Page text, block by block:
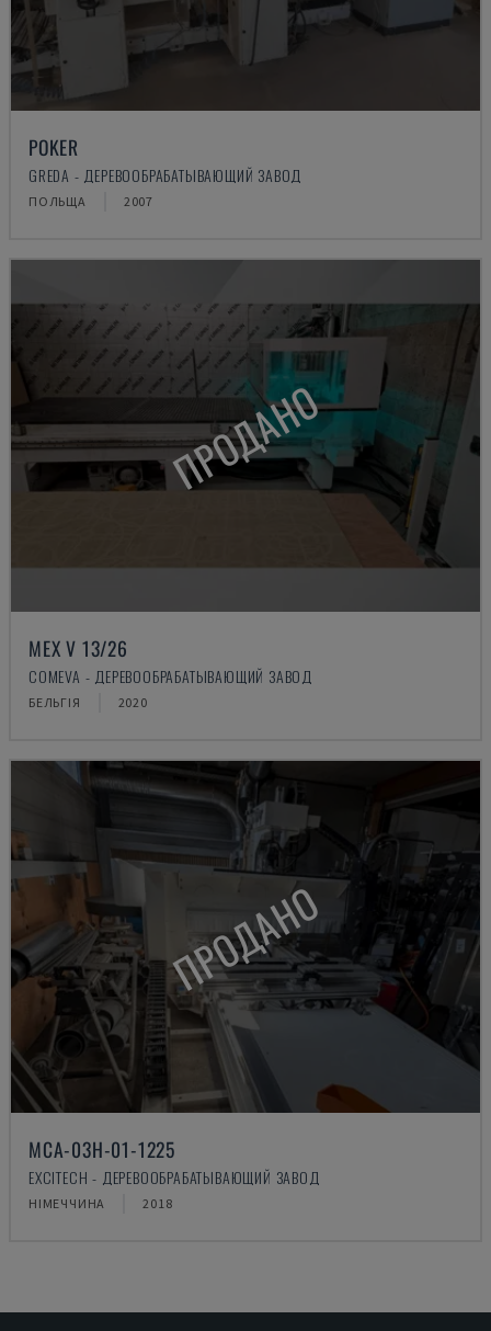
POKER
GREDA - ДЕРЕВООБРАБАТЫВАЮЩИЙ ЗАВОД
ПОЛЬЩА 2007
ПРОДАНО
MEX V 13/26
COMEVA - ДЕРЕВООБРАБАТЫВАЮЩИЙ ЗАВОД
БЕЛЬГІЯ 2020
ПРОДАНО
MCA-03H-01-1225
EXCITECH - ДЕРЕВООБРАБАТЫВАЮЩИЙ ЗАВОД
НІМЕЧЧИНА 2018